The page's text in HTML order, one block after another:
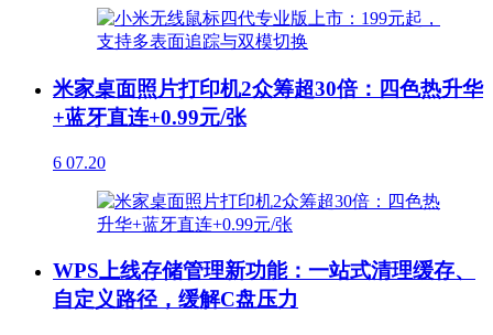
米家桌面照片打印机2众筹超30倍：四色热升华
+蓝牙直连+0.99元/张
6 07.20
WPS上线存储管理新功能：一站式清理缓存、
自定义路径，缓解C盘压力